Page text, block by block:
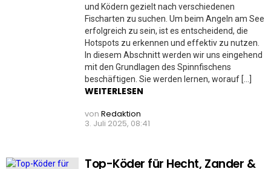
und Ködern gezielt nach verschiedenen
Fischarten zu suchen. Um beim Angeln am See
erfolgreich zu sein, ist es entscheidend, die
Hotspots zu erkennen und effektiv zu nutzen.
In diesem Abschnitt werden wir uns eingehend
mit den Grundlagen des Spinnfischens
beschäftigen. Sie werden lernen, worauf […]
WEITERLESEN
von Redaktion
3. Juli 2025, 08:41
Top-Köder für Hecht, Zander &